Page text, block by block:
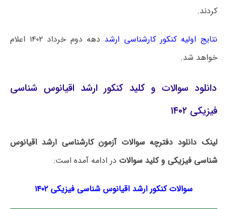
کردند.
نتایج اولیه کنکور کارشناسی ارشد
دهه دوم خرداد ۱۴۰۲ اعلام
خواهد شد.
دانلود سوالات و کلید کنکور ارشد اقیانوس شناسی
فیزیکی ۱۴۰۲
لینک دانلود دفترچه سوالات آزمون کارشناسی ارشد اقیانوس
شناسی فیزیکی و کلید سوالات در ادامه آمده است:
سوالات کنکور ارشد اقیانوس شناسی فیزیکی ۱۴۰۲